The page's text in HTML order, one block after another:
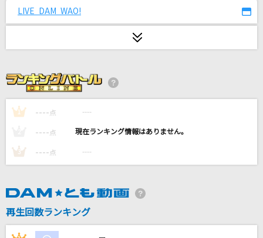
幻灯花 (feat. アリレム)
ここに
ダーリン
Mrs. GREEN APPLE
EGOIST
This is LAST
スターダム
LIVE DAM WAO!
1 ---- 点 ----
---- 点 ----
3 ---- 点 ----
再生回数ランキング